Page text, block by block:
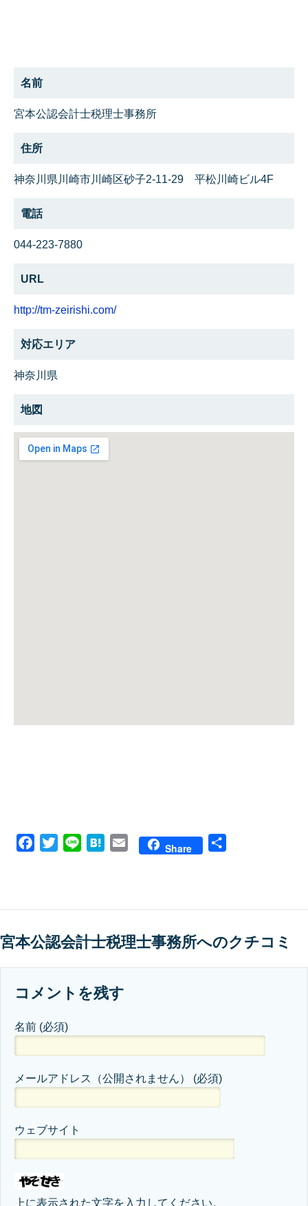
名前
宮本公認会計士税理士事務所
住所
神奈川県川崎市川崎区砂子2-11-29 平松川崎ビル4F
電話
044-223-7880
URL
http://tm-zeirishi.com/
対応エリア
神奈川県
地図
Facebook
Twitter Line HatenaEmail Share
宮本公認会計士税理士事務所へのクチコミ
コメントを残す
名前 (必須)
メールアドレス（公開されません） (必須)
ウェブサイト
上に表示された文字を入力してください。